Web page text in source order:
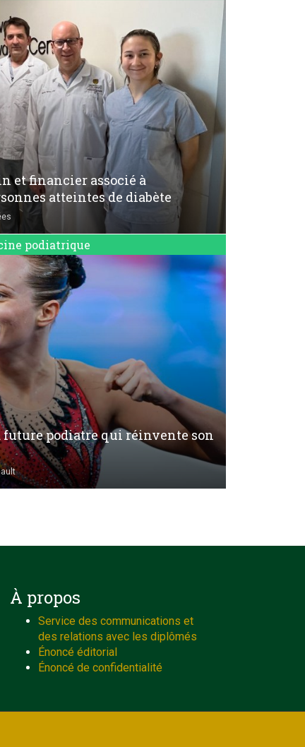
et financier associé à
atteintes de diabète
podiatrique
future podiatre qui réinvente son
À propos
Service des communications et
des relations avec les diplômés
Énoncé éditorial
Énoncé de confidentialité